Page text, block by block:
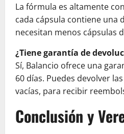
La fórmula es altamente
cada cápsula contiene una
necesitan menos cápsulas
¿Tiene garantía de
Sí, Balancio ofrece una
60 días. Puedes devolver
vacías, para recibir
Conclusión y